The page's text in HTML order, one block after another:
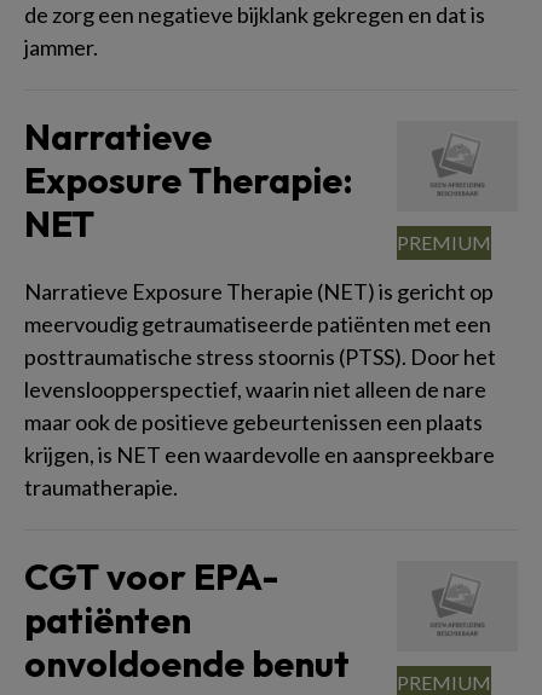
de zorg een negatieve bijklank gekregen en dat is
jammer.
Narratieve
Exposure Therapie:
NET
Narratieve Exposure Therapie (NET) is gericht op
meervoudig getraumatiseerde patiënten met een
posttraumatische stress stoornis (PTSS). Door het
levensloopperspectief, waarin niet alleen de nare
maar ook de positieve gebeurtenissen een plaats
krijgen, is NET een waardevolle en aanspreekbare
traumatherapie.
CGT voor EPA-
patiënten
onvoldoende benut